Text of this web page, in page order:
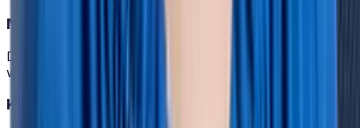
Mitarbeiter mit eigenständigem Zugriff.
Das
wertvolle Zeit für die wirkliche Personalarbeit zurück.
Krank? HRlab kümmert sich.